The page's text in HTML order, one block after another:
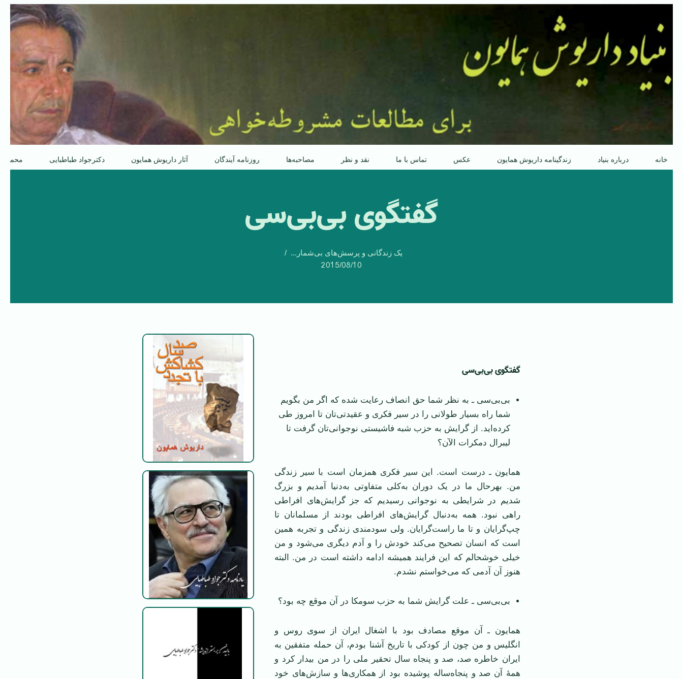
پرش
محتوا
خانه درباره بنیاد زندگینامه داریوش همایون عکس تماس با ما نقد و نظر مصاحبه‌ها روزنامه آیندگان آثار داریوش همایون دکترجواد طباطبایی
گفتگوی بی‌بی‌سی
یک زندگانی و پرسش‌های بی‌شمار...
2015/08/10
گفتگوی بی‌بی‌سی
بی‌بی‌سی ـ به نظر شما حق انصاف رعایت شده که اگر من بگویم
شما راه بسیار طولانی را در سیر فکری و عقیدتی‌تان تا امروز طی
کرده‌اید. از گرایش به حزب شبه فاشیستی نوجوانی‌تان گرفت تا
لیبرال دمکرات الآن؟
همایون ـ درست است. این سیر فکری همزمان است با سیر زندگی
من. بهرحال ما در یک دوران به‌کلی متفاوتی به‌دنیا آمدیم و بزرگ
شدیم در شرایطی به نوجوانی رسیدیم که جز گرایش‌های افراطی
راهی نبود. همه به‌دنبال گرایش‌های افراطی بودند از مسلمانان تا
چپ‌گرایان و تا ما راست‌گرایان. ولی سودمندی زندگی و تجربه همین
است که انسان تصحیح می‌کند خودش را و آدم دیگری می‌شود و من
خیلی خوشحالم که این فرایند همیشه ادامه داشته است در من. البته
هنوز آن آدمی که می‌خواستم نشدم.
بی‌بی‌سی ـ علت گرایش شما به حزب سومکا در آن موقع چه بود؟
همایون ـ آن موقع مصادف بود با اشغال ایران از سوی روس و
انگلیس و من چون از کودکی با تاریخ آشنا بودم، آن حمله متفقین به
ایران خاطره صد، صد و پنجاه سال تحقیر ملی را در من بیدار کرد و
همۀ آن صد و پنجاه‌ساله پوشیده بود از همکاری‌ها و سازش‌های خود